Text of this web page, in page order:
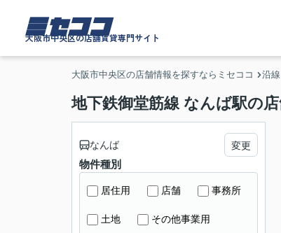
ミセココ
大阪市中央区の店舗賃貸専門サイト
大阪市中央区の店舗情報を探すならミセココ 沿
地下鉄御堂筋線 なんば駅の
なんば 変更
物件種別
居住用 店舗 事務所
土地 その他事業用